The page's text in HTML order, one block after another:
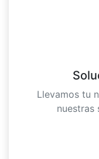
Llevamos tu
nuestras